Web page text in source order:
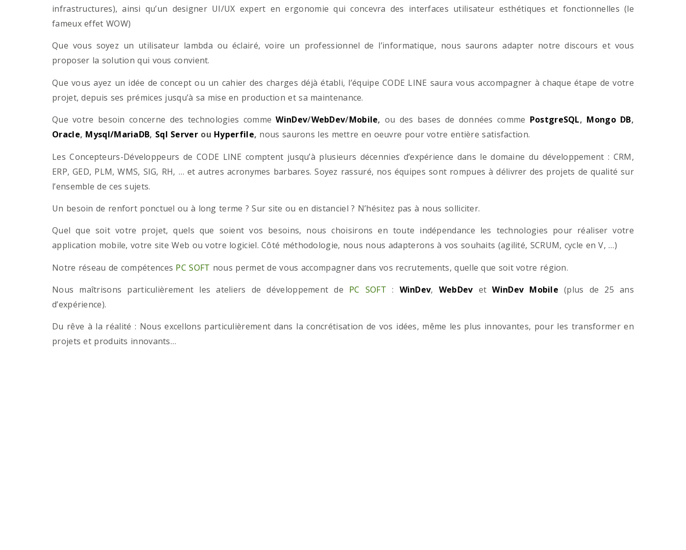
infrastructures), ainsi qu’un designer UI/UX expert en ergonomie qui concevra des interfaces utilisateur esthétiques et fonctionnelles (le
fameux effet WOW)
Que vous soyez un utilisateur lambda ou éclairé, voire un professionnel de l’informatique, nous saurons adapter notre discours et vous
proposer la solution qui vous convient.
Que vous ayez un idée de concept ou un cahier des charges déjà établi, l’équipe CODE LINE saura vous accompagner à chaque étape de votre
projet, depuis ses prémices jusqu’à sa mise en production et sa maintenance.
Que votre besoin concerne des technologies commeWinDev/WebDev/Mobile, ou des bases de données comme PostgreSQL, Mongo DB,
Oracle, Mysql/MariaDB, Sql Serverou Hyperfile, nous saurons les mettre en oeuvre pour votre entière satisfaction.
Les Concepteurs-Développeurs de CODE LINE comptent jusqu’à plusieurs décennies d’expérience dans le domaine du développement : CRM,
ERP, GED, PLM, WMS, SIG, RH, … et autres acronymes barbares. Soyez rassuré, nos équipes sont rompues à délivrer des projets de qualité sur
l’ensemble de ces sujets.
Un besoin de renfort ponctuel ou à long terme ? Sur site ou en distanciel ? N’hésitez pas à nous solliciter.
Quel que soit votre projet, quels que soient vos besoins, nous choisirons en toute indépendance les technologies pour réaliser votre
application mobile, votre site Web ou votre logiciel. Côté méthodologie, nous nous adapterons à vos souhaits (agilité, SCRUM, cycle en V, …)
Notre réseau de compétences PC SOFT nous permet de vous accompagner dans vos recrutements, quelle que soit votre région.
Nous maîtrisons particulièrement les ateliers de développement de PC SOFT : WinDev, WebDev et WinDev Mobile (plus de 25 ans
d’expérience).
Du rêve à la réalité : Nous excellons particulièrement dans la concrétisation de vos idées, même les plus innovantes, pour les transformer en
projets et produits innovants…